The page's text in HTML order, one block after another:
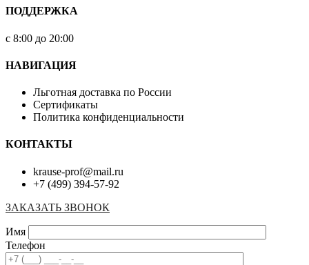
ПОДДЕРЖКА
с 8:00 до 20:00
НАВИГАЦИЯ
Льготная доставка по России
Сертификаты
Политика конфиденциальности
КОНТАКТЫ
krause-prof@mail.ru
+7 (499) 394-57-92
ЗАКАЗАТЬ ЗВОНОК
Имя
Телефон